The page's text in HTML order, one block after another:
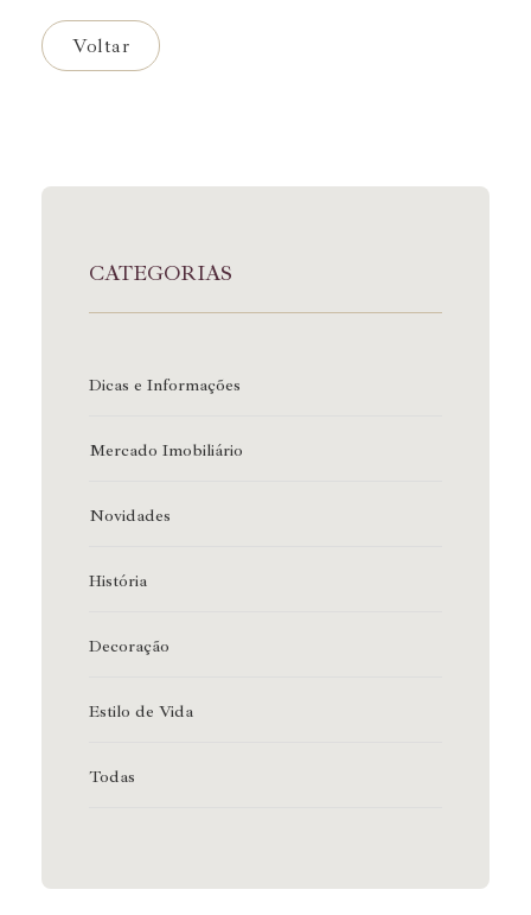
Voltar
CATEGORIAS
Dicas e Informações
Mercado Imobiliário
Novidades
História
Decoração
Estilo de Vida
Todas